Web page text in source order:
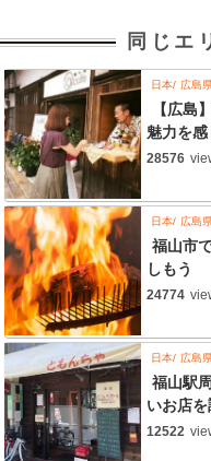
同じエ
日本 広島
【広島
魅力を感
28576
日本 広島
福山市
しもう
24774
日本 広島
福山駅
いお店
12522